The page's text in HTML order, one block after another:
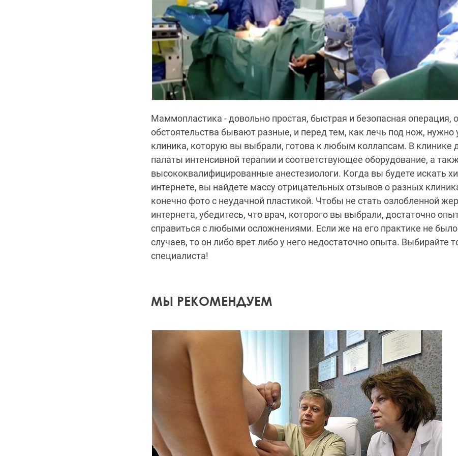
Маммопластика - довольно простая, быстрая и безопасная операция,
обстоятельства бывают разные, и перед тем, как лечь под нож, нужно
клиника, которую вы выбрали, готова к любым коллапсам. В клинике
палаты интенсивной терапии и соответствующее оборудование, а
высококвалифицированные анестезиологи. Когда вы будете искать
интернете, вы найдете массу отрицательных отзывов о разных
конечно фото с неудачной пластикой. Чтобы не стать озлобленной
интернета, убедитесь, что врач, которого вы выбрали, достаточно
справиться с любыми осложнениями. Если же на его практике не
случаев, то он либо врет либо у него недостаточно опыта. Выбирайте
специалиста!
МЫ РЕКОМЕНДУЕМ